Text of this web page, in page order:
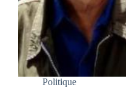
Politique